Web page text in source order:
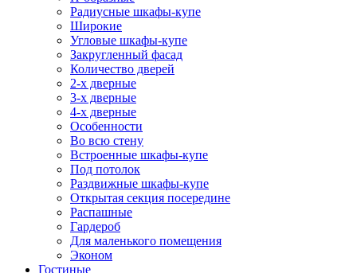
Радиусные шкафы-купе
Широкие
Угловые шкафы-купе
Закругленный фасад
Количество дверей
2-х дверные
3-х дверные
4-х дверные
Особенности
Во всю стену
Встроенные шкафы-купе
Под потолок
Раздвижные шкафы-купе
Открытая секция посередине
Распашные
Гардероб
Для маленького помещения
Эконом
Гостиные